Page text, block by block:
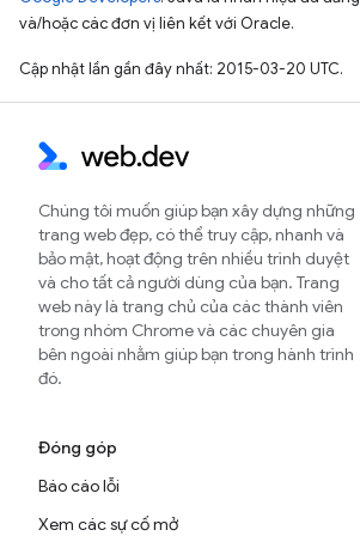
và/hoặc các đơn vị liên kết với Oracle.
Cập nhật lần gần đây nhất: 2015-03-20 UTC.
Chúng tôi muốn giúp bạn xây dựng những
trang web đẹp, có thể truy cập, nhanh và
bảo mật, hoạt động trên nhiều trình duyệt
và cho tất cả người dùng của bạn. Trang
web này là trang chủ của các thành viên
trong nhóm Chrome và các chuyên gia
bên ngoài nhằm giúp bạn trong hành trình
đó.
Đóng góp
Báo cáo lỗi
Xem các sự cố mở